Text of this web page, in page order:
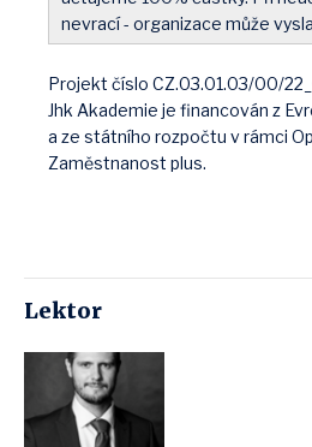
nevrací - organizace může
Projekt číslo CZ.03.01.03/00/
Jhk Akademie je financován z
a ze státního rozpočtu v rámci
Zaměstnanost plus.
Lektor